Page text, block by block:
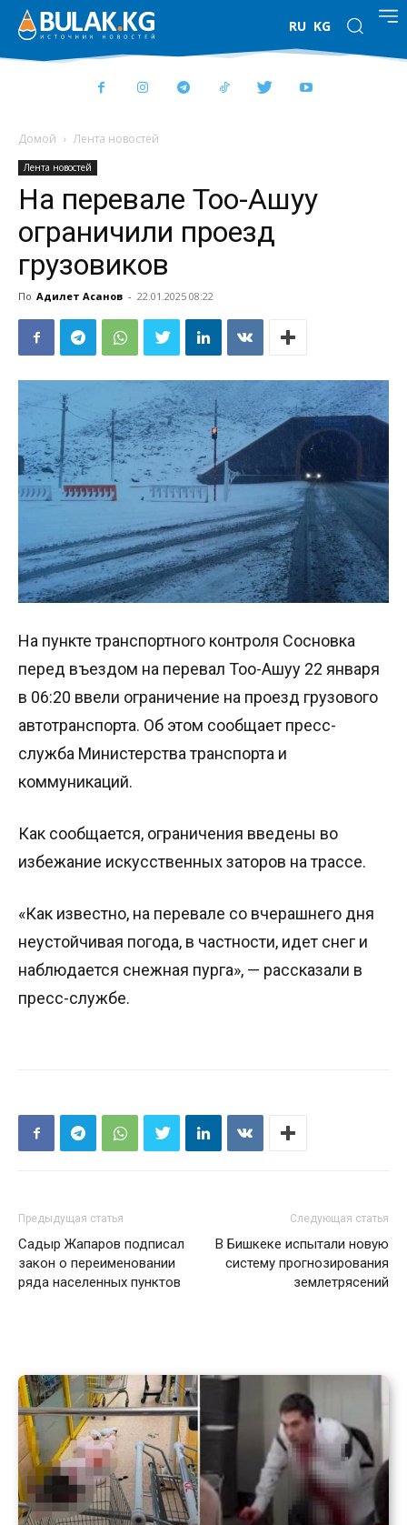
RU KG
Домой Лента новостей
Лента новостей
На перевале Тоо-Ашуу
ограничили проезд
грузовиков
По Адилет Асанов - 22.01.2025 08:22
На пункте транспортного контроля Сосновка
перед въездом на перевал Тоо-Ашуу 22 января
в 06:20 ввели ограничение на проезд грузового
автотранспорта. Об этом сообщает пресс-
служба Министерства транспорта и
коммуникаций.
Как сообщается, ограничения введены во
избежание искусственных заторов на трассе.
«Как известно, на перевале со вчерашнего дня
неустойчивая погода, в частности, идет снег и
наблюдается снежная пурга», — рассказали в
пресс-службе.
Предыдущая статья
Садыр Жапаров подписал
закон о переименовании
ряда населенных пунктов
Следующая статья
В Бишкеке испытали новую
систему прогнозирования
землетрясений